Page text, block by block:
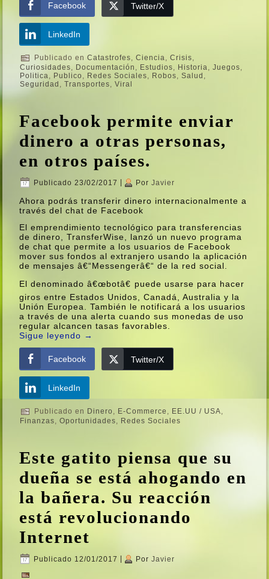
Facebook Twitter/X
LinkedIn
Publicado en Catastrofes ,Ciencia ,Crisis
Curiosidades, Documentación , Estudios, Historia,Juegos,
Politica, Publico, Redes Sociales, Robos,Salud ,
Seguridad ,Transportes,Viral
Facebook permite enviar
dinero a otras personas,
en otros paí­ses.
Publicado 23/02/2017 Por Javier
Ahora podrás transferir dinero internacionalmente a
través del chat de Facebook
El emprendimiento tecnológico para transferencias
de dinero, TransferWise, lanzó un nuevo programa
de chat que permite a los usuarios de Facebook
mover sus fondos al extranjero usando la aplicación
de mensajes â€“Messengerâ€“ de la red social.
El denominado â€œbotâ€ puede usarse para hacer
giros entre Estados Unidos, Canadá, Australia y la
Unión Europea. También le notificará a los usuarios
a través de una alerta cuando sus monedas de uso
regular alcancen tasas favorables.
Sigue leyendo →
Facebook Twitter/X
LinkedIn
Publicado en Dinero E-Commerce EE.UU / USA
Finanzas,Oportunidades, Redes Sociales
Este gatito piensa que su
dueña se está ahogando en
la bañera. Su reacción
está revolucionando
Internet
Publicado 12/01/2017 Por Javier